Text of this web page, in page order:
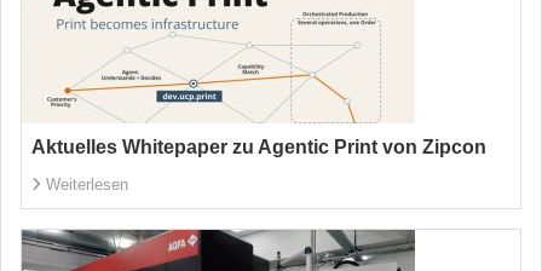
Aktuelles Whitepaper zu Agentic Print von Zipcon
Weiterlesen